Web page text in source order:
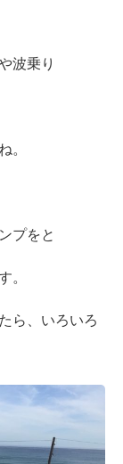
波乗り
。
プをと
。
ら、いろいろ